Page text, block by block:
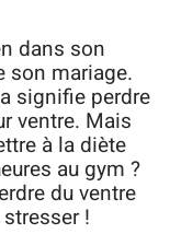
dans son
son mariage.
signifie perdre
ventre. Mais
à la diète
au gym ?
du ventre
!